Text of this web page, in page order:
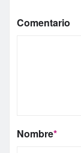
Comentario
Nombre*